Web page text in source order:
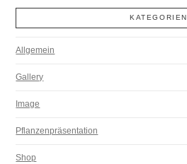
KATEGORIEN
Allgemein
Gallery
Image
Pflanzenpräsentation
Shop